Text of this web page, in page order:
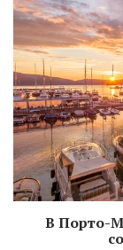
В Порто-